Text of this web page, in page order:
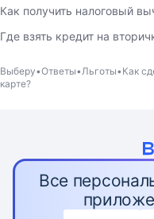
Как получить налоговый
Где взять кредит на
Выберу Ответы Льготы Как
карте?
Все